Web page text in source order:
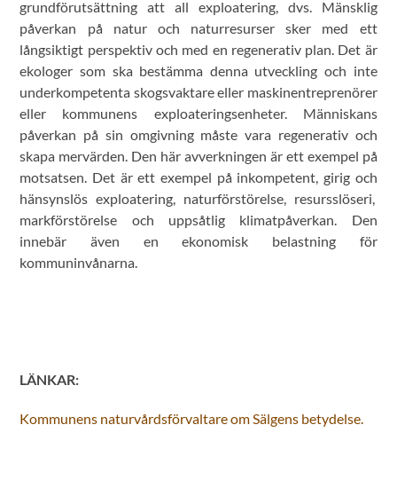
grundförutsättning att all exploatering, dvs. Mänsklig
påverkan på natur och naturresurser sker med ett
långsiktigt perspektiv och med en regenerativ plan. Det är
ekologer som ska bestämma denna utveckling och inte
underkompetenta skogsvaktare eller maskinentreprenörer
eller kommunens exploateringsenheter. Människans
påverkan på sin omgivning måste vara regenerativ och
skapa mervärden. Den här avverkningen är ett exempel på
motsatsen. Det är ett exempel på inkompetent, girig och
hänsynslös exploatering, naturförstörelse, resursslöseri,
markförstörelse och uppsåtlig klimatpåverkan. Den
innebär även en ekonomisk belastning för
kommuninvånarna.
LÄNKAR:
Kommunens naturvårdsförvaltare om Sälgens betydelse.